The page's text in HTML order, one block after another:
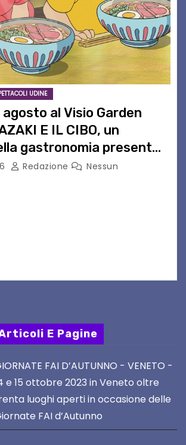
UDINE
agosto al Visio Garden
E IL CIBO, un
gastronomia presente
Miyazaki!
Redazione
Nessun
E Pagine
FAI D’AUTUNNO - VENETO -
e 15 ottobre 2023 in Veneto oltre
luoghi aperti in occasione delle
FAI d’Autunno